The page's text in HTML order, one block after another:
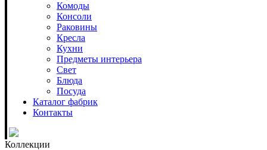
Комоды
Консоли
Раковины
Кресла
Кухни
Предметы интерьера
Свет
Блюда
Посуда
Каталог фабрик
Контакты
Коллекции